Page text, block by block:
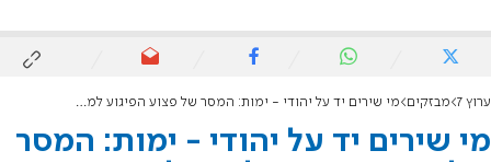
ערוץ 7 מבזקים מי שירים יד על יהודי - ימות: המסר של פצוע הפיגוע למחבל הדוקר
מי שירים יד על יהודי - ימות: המסר